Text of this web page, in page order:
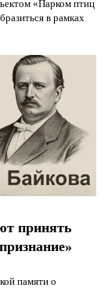
«Парком птиц
в рамках
принять
памяти о
и
и